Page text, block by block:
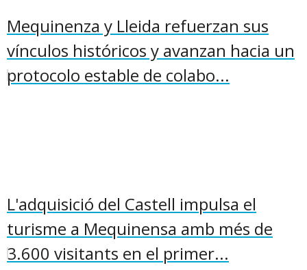
Mequinenza y Lleida refuerzan sus
vínculos históricos y avanzan hacia un
protocolo estable de colabo...
L'adquisició del Castell impulsa el
turisme a Mequinensa amb més de
3.600 visitants en el primer...